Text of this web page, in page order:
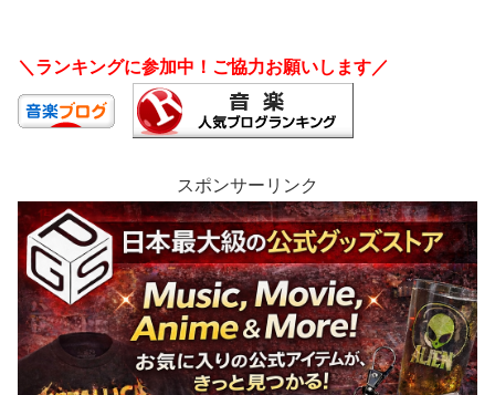
＼ランキングに参加中！ご協力お願いします／
スポンサーリンク